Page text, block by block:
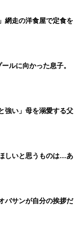
網走の洋食屋で定食を
ルに向かった息子。
強い」母を溺愛する父
しいと思うものは…あ
バサンが自分の挨拶だ